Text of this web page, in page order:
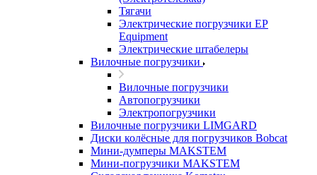
Тягачи
Электрические погрузчики EP
Equipment
Электрические штабелеры
Вилочные погрузчики
Вилочные погрузчики
Автопогрузчики
Электропогрузчики
Вилочные погрузчики LIMGARD
Диски колёсные для погрузчиков Bobcat
Мини-думперы MAKSTEM
Мини-погрузчики MAKSTEM